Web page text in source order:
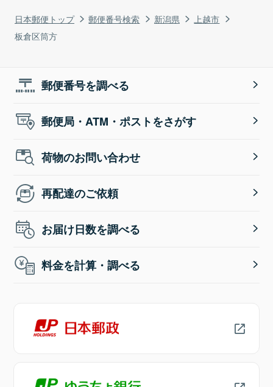
日本郵便トップ 郵便番号検索 新潟県
上越市
板倉区筒方
郵便番号を調べる
郵便局・ATM・ポストをさがす
荷物のお問い合わせ
再配達のご依頼
お届け日数を調べる
料金を計算・調べる